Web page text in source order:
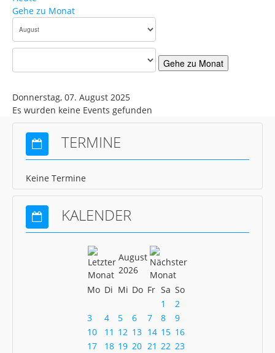
Volleyball
News
News Schach
News Pétanque
News Turnen
News Gastronomie
Mitgliedschaft
Kontakt
Gehe zu Monat
Gehe zu Monat
Donnerstag, 07. August 2025
Es wurden keine Events gefunden
TERMINE
Keine Termine
KALENDER
August
2026
Mo Di Mi Do Fr Sa So
1
2
3
4 5 6 7 8
9
10
11 12 13 14 15 16
17
18 19 20 21 22 23